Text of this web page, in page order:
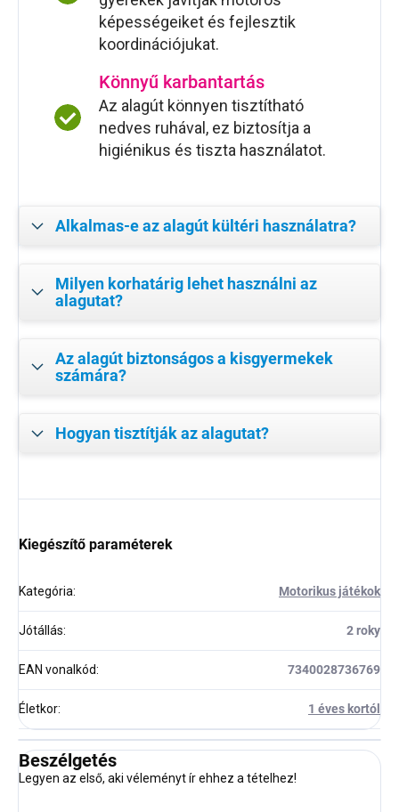
képességeiket és fejlesztik
koordinációjukat.
Könnyű karbantartás
Az alagút könnyen tisztítható
nedves ruhával, ez biztosítja a
higiénikus és tiszta használatot.
Alkalmas-e az alagút kültéri használatra?
Milyen korhatárig lehet használni az
alagutat?
Az alagút biztonságos a kisgyermekek
számára?
Hogyan tisztítják az alagutat?
Kiegészítő paraméterek
Kategória: Motorikus játékok
Jótállás: 2 roky
EAN vonalkód: 7340028736769
Életkor: 1 éves kortól
Beszélgetés
Legyen az első, aki véleményt ír ehhez a tételhez!